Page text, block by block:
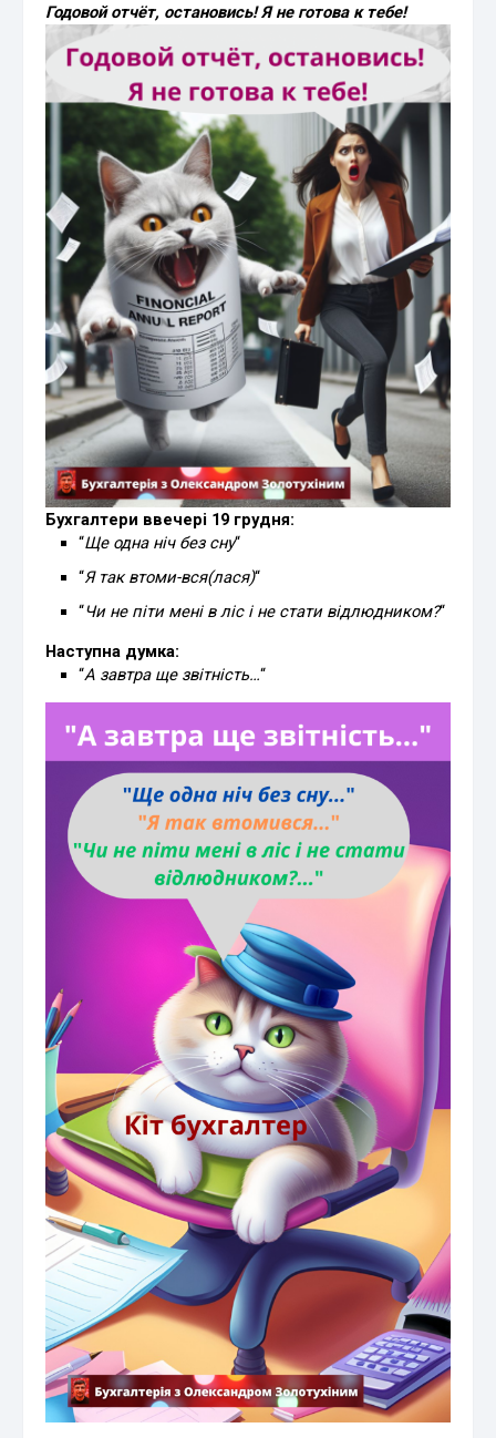
Годовой отчёт, остановись! Я не готова к тебе!
Бухгалтери ввечері 19 грудня:
“Ще одна ніч без сну“
“Я так втоми-вся(лася)“
“Чи не піти мені в ліс і не стати відлюдником?“
Наступна думка:
“А завтра ще звітність…“